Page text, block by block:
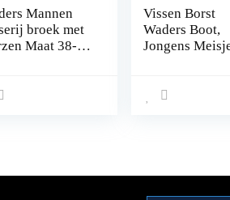
Mannen
broek met
Maat 38-47
Vissen Borst
Waders Boot,
Jongens
Jagen (Color :